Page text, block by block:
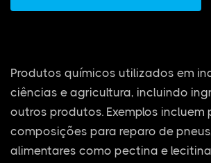
Produtos químicos utilizados em
ciências e agricultura, incluindo
outros produtos. Exemplos incluem
composições para reparo de
alimentares como pectina e